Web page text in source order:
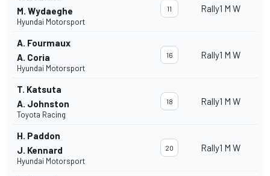
M. Wydaeghe
Hyundai Motorsport
11 Rally1 M W
A. Fourmaux
A. Coria
Hyundai Motorsport
16 Rally1 M W
T. Katsuta
A. Johnston
Toyota Racing
18 Rally1 M W
H. Paddon
J. Kennard
Hyundai Motorsport
20 Rally1 M W